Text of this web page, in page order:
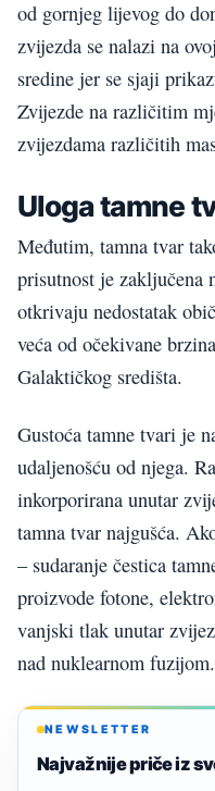
od gornjeg lijevog do
zvijezda se nalazi na
sredine jer se sjaji
Zvijezde na različitim
zvijezdama različitih
Uloga tamne
Međutim, tamna tvar
prisutnost je zaključena
otkrivaju nedostatak
veća od očekivane
Galaktičkog središta.
Gustoća tamne tvari je
udaljenošću od njega.
inkorporirana unutar
tamna tvar najgušća.
– sudaranje čestica
proizvode fotone,
vanjski tlak unutar
nad nuklearnom fuzijom.
NEWSLETTER
Najvažnije priče iz